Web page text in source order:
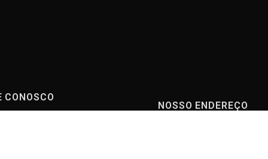
CONOSCO
NOSSO ENDEREÇO